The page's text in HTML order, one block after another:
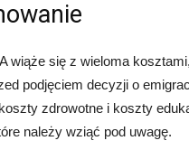
wiąże się z wieloma
podjęciem decyzji o
zdrowotne i koszty
należy wziąć pod uwagę.